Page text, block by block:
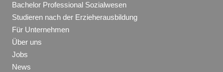
Bachelor Professional Sozialwesen
Studieren nach der Erzieherausbildung
Für Unternehmen
Über uns
Jobs
News